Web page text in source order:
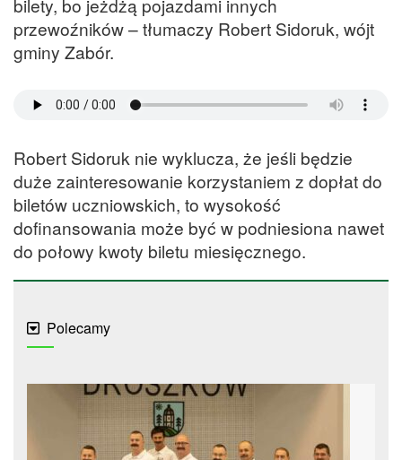
przewoźników – tłumaczy Robert Sidoruk, wójt
gminy Zabór.
Robert Sidoruk nie wyklucza, że jeśli będzie
duże zainteresowanie korzystaniem z dopłat do
biletów uczniowskich, to wysokość
dofinansowania może być w podniesiona nawet
do połowy kwoty biletu miesięcznego.
Polecamy